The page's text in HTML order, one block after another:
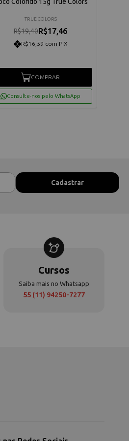
TRUE COLORS
R$19,40R$17,46
R$16,59 com PIX
COMPRAR
Consulte-nos pelo WhatsApp
Cursos
Saiba mais no Whatsapp
55 (11) 94250-7277